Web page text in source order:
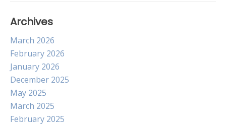
Archives
March 2026
February 2026
January 2026
December 2025
May 2025
March 2025
February 2025